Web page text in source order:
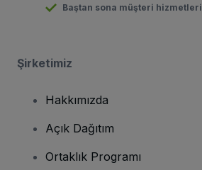
Baştan sona müşteri hizmetleri
Şirketimiz
Hakkımızda
Açık Dağıtım
Ortaklık Programı